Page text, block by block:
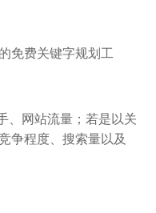
免费关键字规划工
、网站流量；若是以关
争程度、搜索量以及